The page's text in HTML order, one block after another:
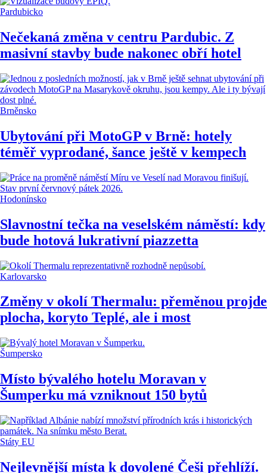
Pardubicko
Nečekaná změna v centru Pardubic. Z
masivní stavby bude nakonec obří hotel
Brněnsko
Ubytování při MotoGP v Brně: hotely
téměř vyprodané, šance ještě v kempech
Hodonínsko
Slavnostní tečka na veselském náměstí: kdy
bude hotová lukrativní piazzetta
Karlovarsko
Změny v okolí Thermalu: přeměnou projde
plocha, koryto Teplé, ale i most
Šumpersko
Místo bývalého hotelu Moravan v
Šumperku má vzniknout 150 bytů
Státy EU
Nejlevnější místa k dovolené Češi přehlíží.